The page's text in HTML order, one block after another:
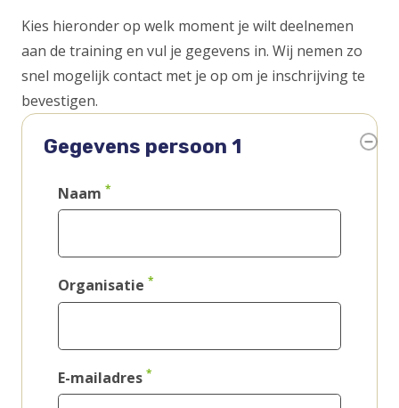
Kies hieronder op welk moment je wilt deelnemen
aan de training en vul je gegevens in. Wij nemen zo
snel mogelijk contact met je op om je inschrijving te
bevestigen.
Hoofdaanvrager
mailadres
Naam
Organisatie
E-mailadres